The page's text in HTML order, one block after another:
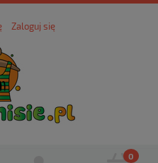
Zaloguj się